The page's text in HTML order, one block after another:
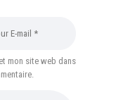
mon site web dans